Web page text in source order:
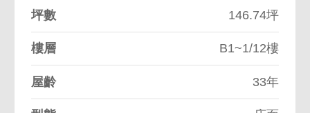
坪數 146.74坪
樓層 B1~1/12樓
屋齡 33年